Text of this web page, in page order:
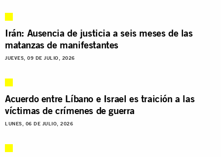
Irán: Ausencia de justicia a seis meses de las
matanzas de manifestantes
JUEVES, 09 DE JULIO, 2026
Acuerdo entre Líbano e Israel es traición a las
víctimas de crímenes de guerra
LUNES, 06 DE JULIO, 2026